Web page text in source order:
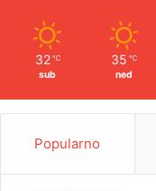
32 ℃
sub
35 ℃
ned
Popularno